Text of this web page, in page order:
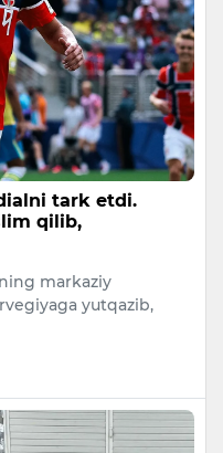
tark etdi.
qilib,
markaziy
yutqazib,